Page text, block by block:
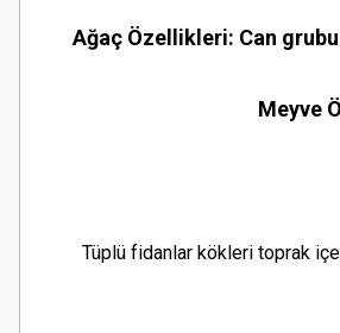
Ağaç Özellikleri: Can
Meyve
Tüplü fidanlar kökleri toprak